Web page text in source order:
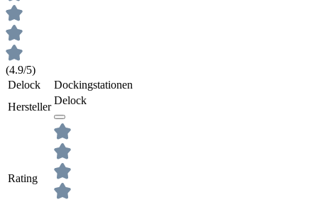
(4.9/5)
Delock
Dockingstationen
Hersteller
Delock
Rating